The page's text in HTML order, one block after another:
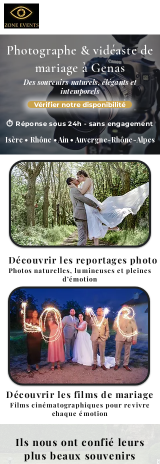
Photographe & vidéaste de
mariage à Genas
Des souvenirs naturels, élégants et
intemporels
Vérifier notre disponibilité
⏱️ Réponse sous 24h - sans engagement
Isère • Rhône • Ain • Auvergne-Rhône-Alpes
Découvrir les reportages photo
Photos naturelles, lumineuses et pleines
d’émotion
Découvrir les films de mariage
Films cinématographiques pour revivre
chaque émotion
Ils nous ont confié leurs
plus beaux souvenirs